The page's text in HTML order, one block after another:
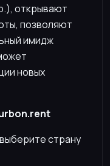
открывают
позволяют
имидж
новых
страну